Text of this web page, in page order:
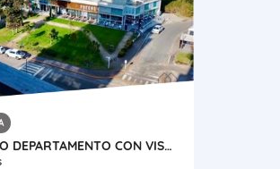
PINAMAR - CENTRICO DEPARTAMENTO CON VISTA AL MAR